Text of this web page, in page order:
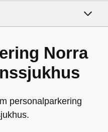
Norra
personalparkering